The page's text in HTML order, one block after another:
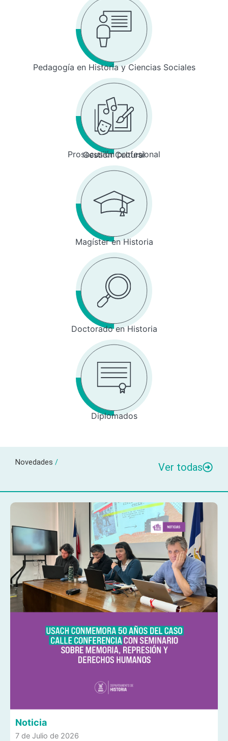
Pedagogía en Historia y Ciencias Sociales
Prosecusión profesional
Gestión Cultural
Magíster en Historia
Doctorado en Historia
Diplomados
Novedades / Ver todas
Noticia
7 de Julio de 2026